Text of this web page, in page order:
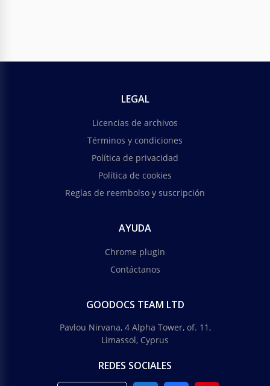
LEGAL
Licencias de archivos
Términos y condiciones
Política de privacidad
Política de cookies
Reglas de reembolso y suscripción
AYUDA
Chrome plugin
Contáctanos
GOODOCS TEAM LTD
Pavlou Nirvana, 4 Alpha Tower, of. 11,
Limassol, Cyprus
REDES SOCIALES